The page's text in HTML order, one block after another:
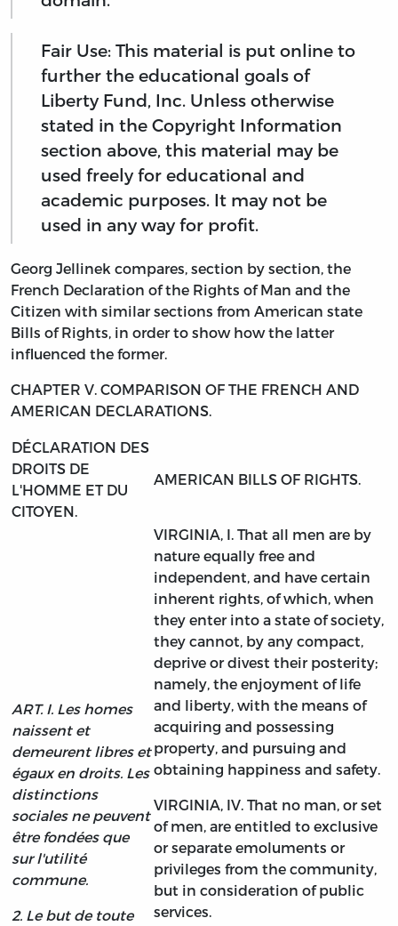
Fair Use: This material is put online to
further the educational goals of
Liberty Fund, Inc. Unless otherwise
stated in the Copyright Information
section above, this material may be
used freely for educational and
academic purposes. It may not be
used in any way for profit.
Georg Jellinek compares, section by section, the
French Declaration of the Rights of Man and the
Citizen with similar sections from American state
Bills of Rights, in order to show how the latter
influenced the former.
CHAPTER V. COMPARISON OF THE FRENCH AND
AMERICAN DECLARATIONS.
DÉCLARATION DES
DROITS DE
L'HOMME ET DU
CITOYEN.
AMERICAN BILLS OF RIGHTS.
ART. I. Les homes
naissent et
demeurent libres et
égaux en droits. Les
distinctions
sociales ne peuvent
être fondées que
sur l'utilité
commune.
2. Le but de toute
VIRGINIA, I. That all men are by
nature equally free and
independent, and have certain
inherent rights, of which, when
they enter into a state of society,
they cannot, by any compact,
deprive or divest their posterity;
namely, the enjoyment of life
and liberty, with the means of
acquiring and possessing
property, and pursuing and
obtaining happiness and safety.
VIRGINIA, IV. That no man, or set
of men, are entitled to exclusive
or separate emoluments or
privileges from the community,
but in consideration of public
services.